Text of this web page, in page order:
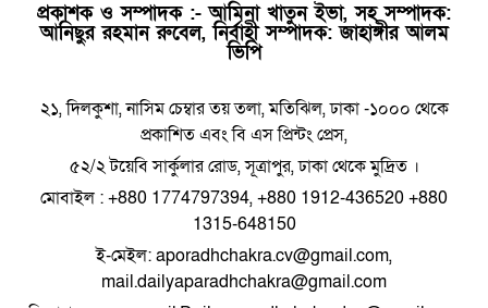
প্রকাশক ও সম্পাদক :- আমিনা খাতুন ইভা, সহ সম্পাদক:
আনিছুর রহমান রুবেল, নির্বাহী সম্পাদক: জাহাঙ্গীর আলম
ভিপি
২১, দিলকুশা, নাসিম চেম্বার তয় তলা, মতিঝিল, ঢাকা -১০০০ থেকে
প্রকাশিত এবং বি এস প্রিন্টং প্রেস,
৫২/২ টয়েবি সার্কুলার রোড, সূত্রাপুর, ঢাকা থেকে মুদ্রিত ।
মোবাইল : +880 1774797394, +880 1912-436520 +880
1315-648150
ই-মেইল: aporadhchakra.cv@gmail.com,
mail.dailyaparadhchakra@gmail.com